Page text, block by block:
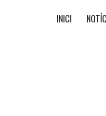
INICI